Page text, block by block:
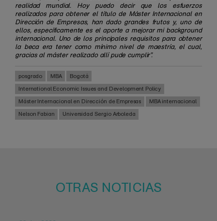
realidad mundial. Hoy puedo decir que los esfuerzos
realizados para obtener el título de Máster Internacional en
Dirección de Empresas, han dado grandes frutos y, uno de
ellos, específicamente es el aporte a mejorar mi background
internacional. Uno de los principales requisitos para obtener
la beca era tener como mínimo nivel de maestría, el cual,
gracias al máster realizado allí pude cumplir”.
posgrado MBA
Bogotá
International Economic Issues and Development Policy
Máster Internacional en Dirección de Empresas
MBA internacional
Nelson Fabian
Universidad Sergio Arboleda
OTRAS NOTICIAS